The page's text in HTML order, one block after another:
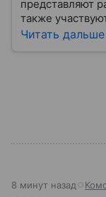
представляют
также
помогают
Вспоминаем,
Читать дальше
8 минут назад